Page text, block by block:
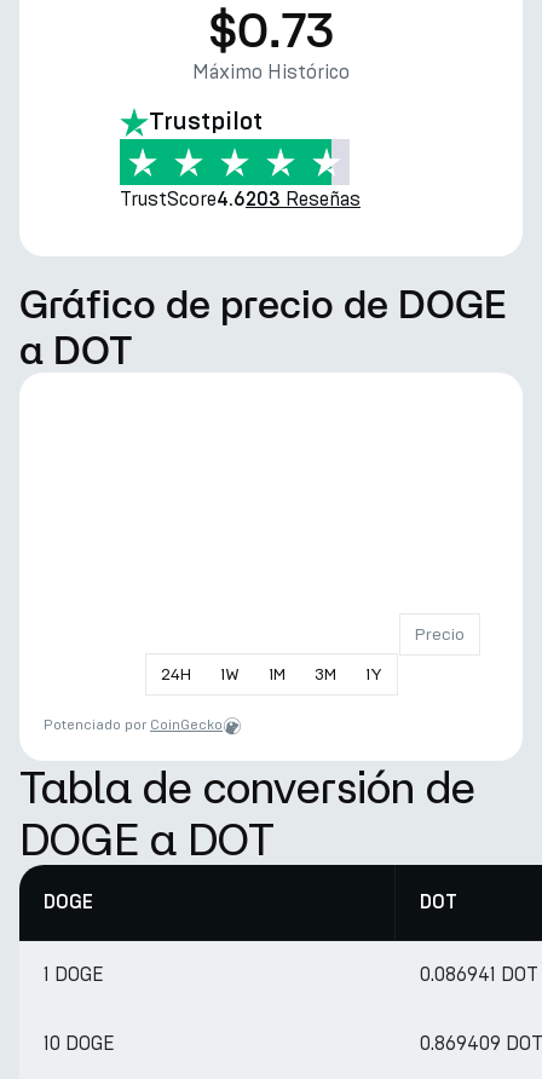
$0.73
Máximo Histórico
Trustpilot
TrustScore4.6203 Reseñas
Gráfico de precio de DOGE
a DOT
24H 1W 1M 3M 1Y
Precio
Potenciado por CoinGecko
Tabla de conversión de
DOGE a DOT
DOGE DOT
1 DOGE 0.086941 DOT
10 DOGE 0.869409 DOT